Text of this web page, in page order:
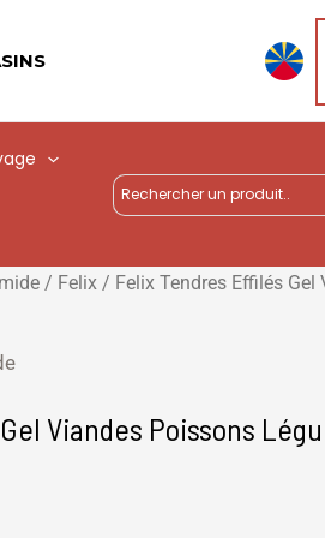
/ Felix / Felix Tendres Effilés Gel
Viandes Poissons